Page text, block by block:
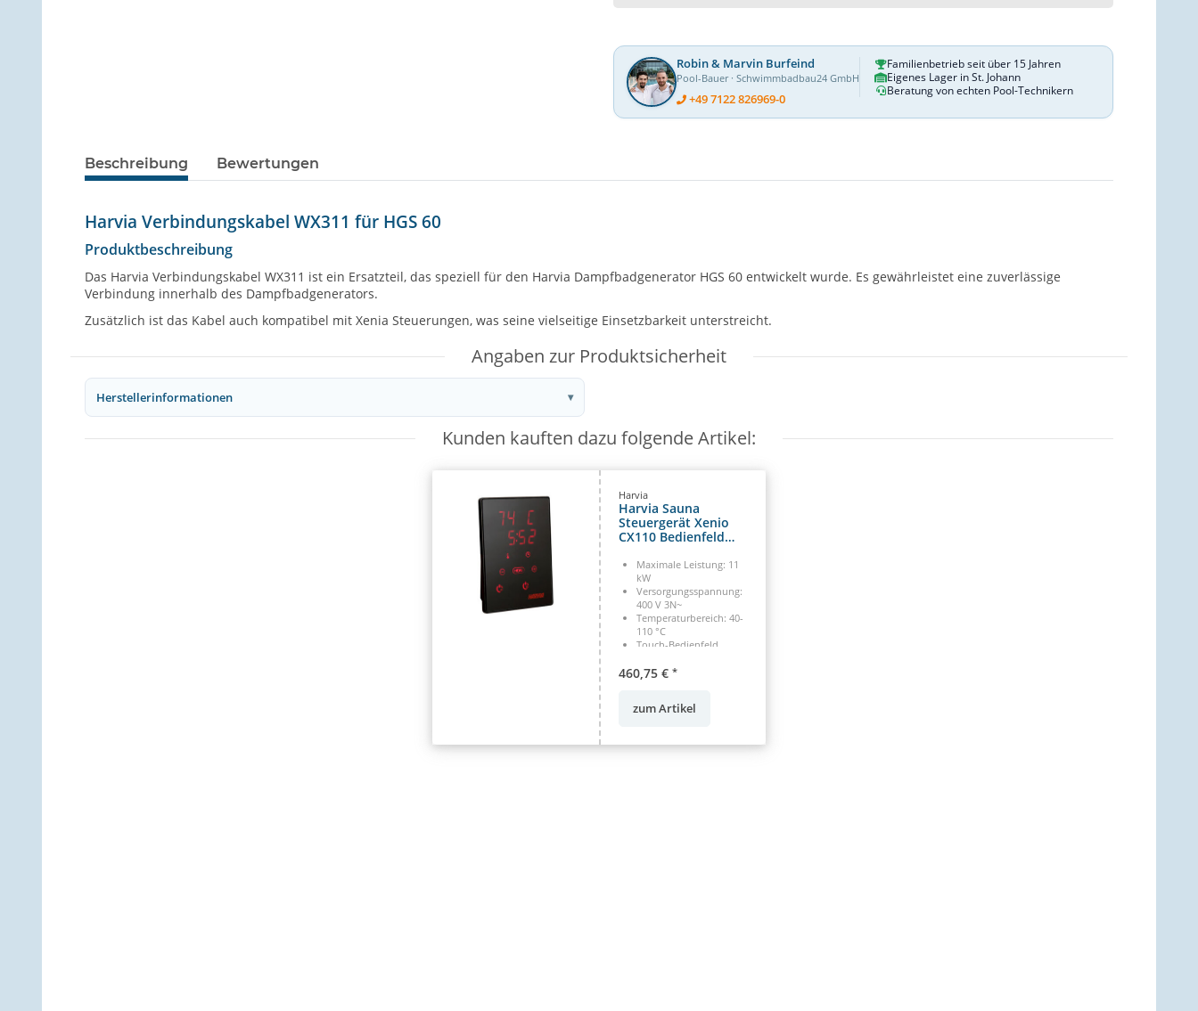
Robin & Marvin Burfeind
Pool-Bauer · Schwimmbadbau24 GmbH
+49 7122 826969-0
Familienbetrieb seit über 15 Jahren
Eigenes Lager in St. Johann
Beratung von echten Pool-Technikern
Beschreibung Bewertungen
Harvia Verbindungskabel WX311 für HGS 60
Produktbeschreibung
Das Harvia Verbindungskabel WX311 ist ein Ersatzteil, das speziell für den Harvia Dampfbadgenerator HGS 60 entwickelt wurde. Es gewährleistet eine zuverlässige
Verbindung innerhalb des Dampfbadgenerators.
Zusätzlich ist das Kabel auch kompatibel mit Xenia Steuerungen, was seine vielseitige Einsetzbarkeit unterstreicht.
Angaben zur Produktsicherheit
Herstellerinformationen
Kunden kauften dazu folgende Artikel:
Harvia
Harvia Sauna
Steuergerät Xenio
CX110 Bedienfeld
11 kWMaximale Leistung: 11
kW
Versorgungsspannung:
400 V 3N~
Temperaturbereich: 40-
110 °C
Touch-Bedienfeld,
460,75 € *
zum Artikel